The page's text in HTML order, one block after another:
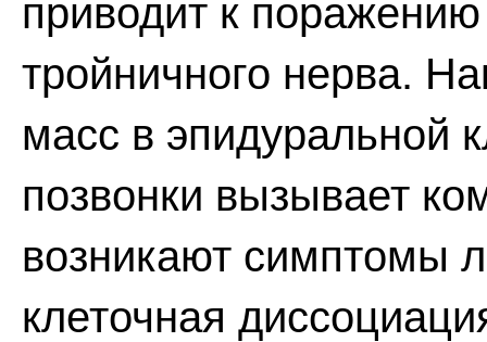
приводит к
тройничного нерва.
масс в эпидуральной
позвонки вызывает
возникают симптомы
клеточная